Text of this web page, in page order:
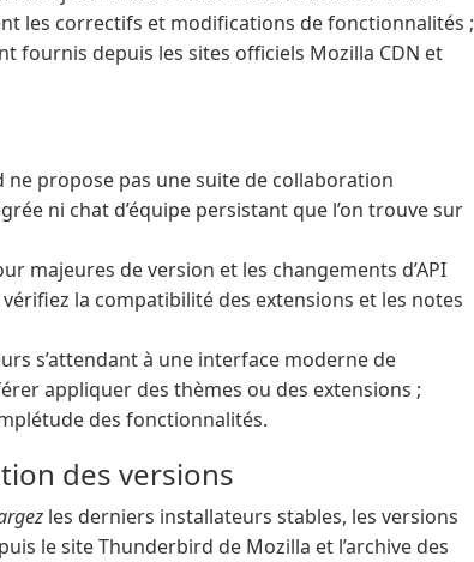
les correctifs et modifications de fonctionnalités ;
fournis depuis les sites officiels Mozilla CDN et
ne propose pas une suite de collaboration
ni chat d’équipe persistant que l’on trouve sur
majeures de version et les changements d’API
la compatibilité des extensions et les notes
s’attendant à une interface moderne de
appliquer des thèmes ou des extensions ;
des fonctionnalités.
des versions
les derniers installateurs stables, les versions
le site Thunderbird de Mozilla et l’archive des